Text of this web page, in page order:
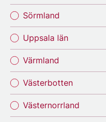
Sörmland
Uppsala län
Värmland
Västerbotten
Västernorrland